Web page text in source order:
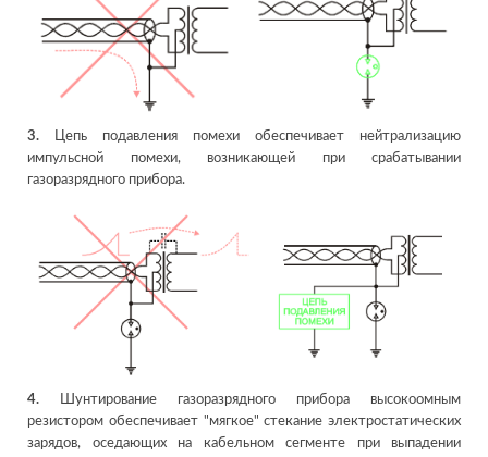
3. Цепь подавления помехи обеспечивает нейтрализацию
импульсной помехи, возникающей при срабатывании
газоразрядного прибора.
4. Шунтирование газоразрядного прибора высокоомным
резистором обеспечивает "мягкое" стекание электростатических
зарядов, оседающих на кабельном сегменте при выпадении